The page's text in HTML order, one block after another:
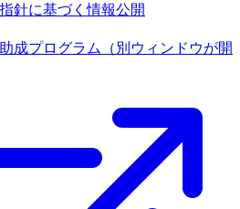
針に基づく情報公開
成プログラム
（別ウィンドウが開